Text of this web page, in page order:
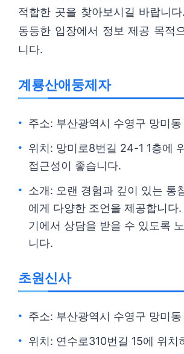
적합한 곳을 찾아보시길 바랍니
동등한 입장에서 정보 제공 목적
니다.
계룡산애둥제자
주소: 부산광역시 수영구 망미
위치: 망미로8번길 24-1 1층에
접근성이 좋습니다.
소개: 오랜 경험과 깊이 있는 통
에게 다양한 조언을 제공합니다.
기에서 상담을 받을 수 있도록
니다.
초원신사
주소: 부산광역시 수영구 망미
위치: 연수로310번길 15에 위치